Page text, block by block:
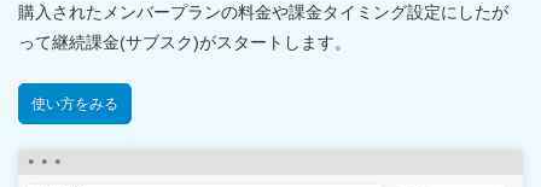
購入されたメンバープランの料金や課金タイミング設定にしたが
って継続課金(サブスク)がスタートします。
使い方をみる